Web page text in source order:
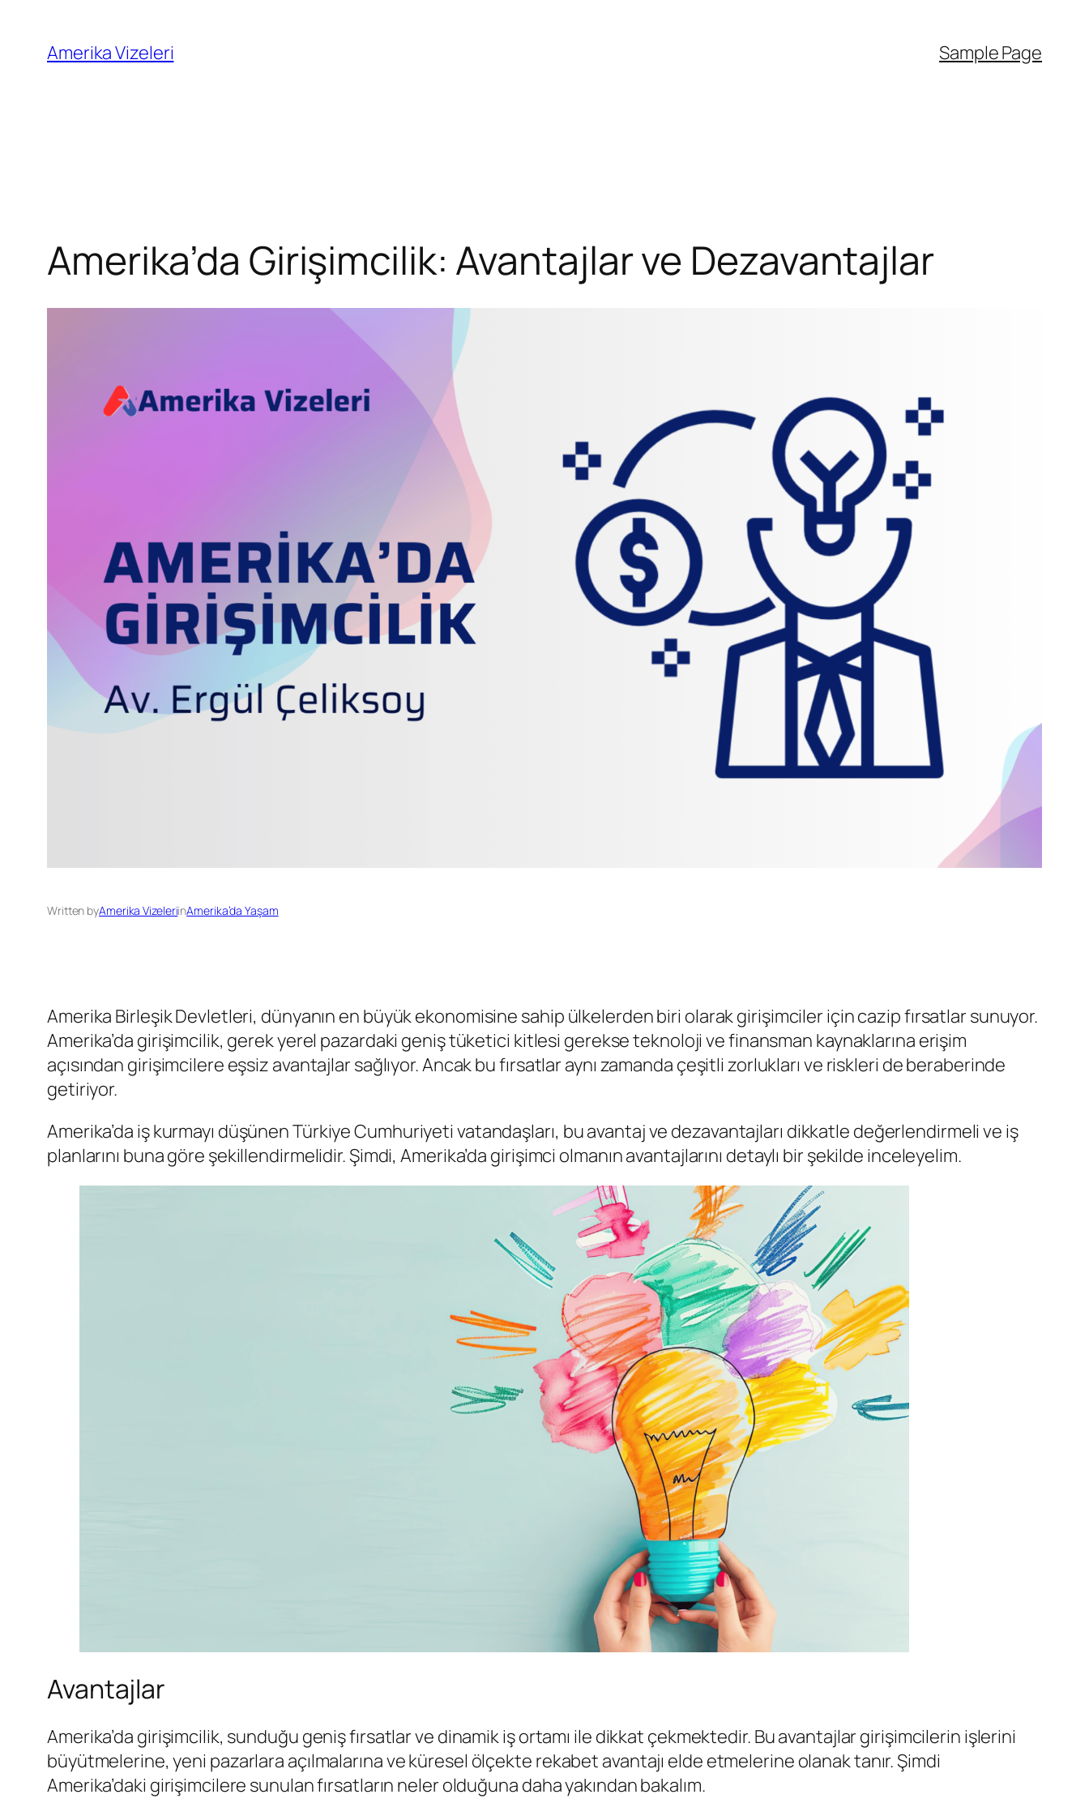
Amerika Vizeleri Sample Page
Amerika’da Girişimcilik: Avantajlar ve Dezavantajlar
Written byAmerika VizeleriinAmerika’da Yaşam
Amerika Birleşik Devletleri, dünyanın en büyük ekonomisine sahip ülkelerden biri olarak girişimciler için cazip fırsatlar sunuyor.
Amerika’da girişimcilik, gerek yerel pazardaki geniş tüketici kitlesi gerekse teknoloji ve finansman kaynaklarına erişim
açısından girişimcilere eşsiz avantajlar sağlıyor. Ancak bu fırsatlar aynı zamanda çeşitli zorlukları ve riskleri de beraberinde
getiriyor.
Amerika’da iş kurmayı düşünen Türkiye Cumhuriyeti vatandaşları, bu avantaj ve dezavantajları dikkatle değerlendirmeli ve iş
planlarını buna göre şekillendirmelidir. Şimdi, Amerika’da girişimci olmanın avantajlarını detaylı bir şekilde inceleyelim.
Avantajlar
Amerika’da girişimcilik, sunduğu geniş fırsatlar ve dinamik iş ortamı ile dikkat çekmektedir. Bu avantajlar girişimcilerin işlerini
büyütmelerine, yeni pazarlara açılmalarına ve küresel ölçekte rekabet avantajı elde etmelerine olanak tanır. Şimdi
Amerika’daki girişimcilere sunulan fırsatların neler olduğuna daha yakından bakalım.